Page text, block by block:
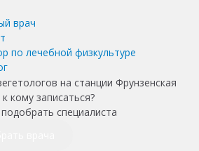
врач
по лечебной физкультуре
кому записаться?
специалиста